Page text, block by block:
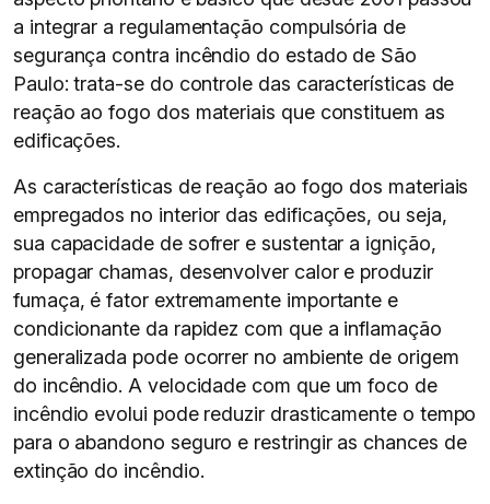
a integrar a regulamentação compulsória de
segurança contra incêndio do estado de São
Paulo: trata-se do controle das características de
reação ao fogo dos materiais que constituem as
edificações.
As características de reação ao fogo dos materiais
empregados no interior das edificações, ou seja,
sua capacidade de sofrer e sustentar a ignição,
propagar chamas, desenvolver calor e produzir
fumaça, é fator extremamente importante e
condicionante da rapidez com que a inflamação
generalizada pode ocorrer no ambiente de origem
do incêndio. A velocidade com que um foco de
incêndio evolui pode reduzir drasticamente o tempo
para o abandono seguro e restringir as chances de
extinção do incêndio.